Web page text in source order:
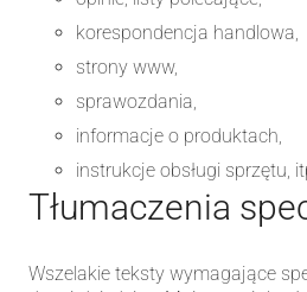
korespondencja handlowa,
strony www,
sprawozdania,
informacje o produktach,
instrukcje obsługi sprzętu,
Tłumaczenia
Wszelakie teksty wymagające